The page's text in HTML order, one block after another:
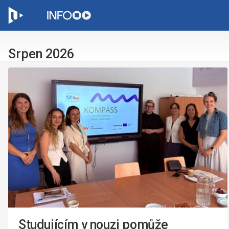
Srpen 2026
Studujícím v nouzi pomůže